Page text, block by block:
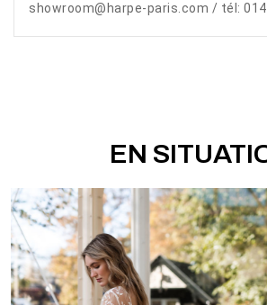
showroom@harpe-paris.com / tél:
EN